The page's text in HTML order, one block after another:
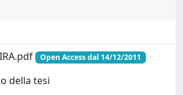
Open Access dal 14/12/2011
della tesi